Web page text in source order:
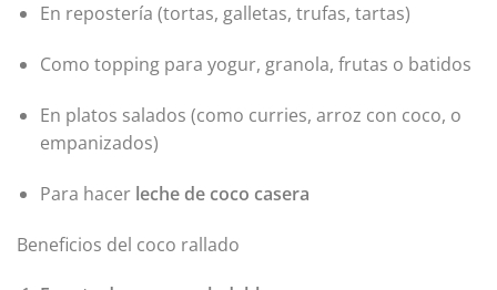
En repostería (tortas, galletas, trufas, tartas)
Como topping para yogur, granola, frutas o batidos
En platos salados (como curries, arroz con coco, o
empanizados)
Para hacer leche de coco casera
Beneficios del coco rallado